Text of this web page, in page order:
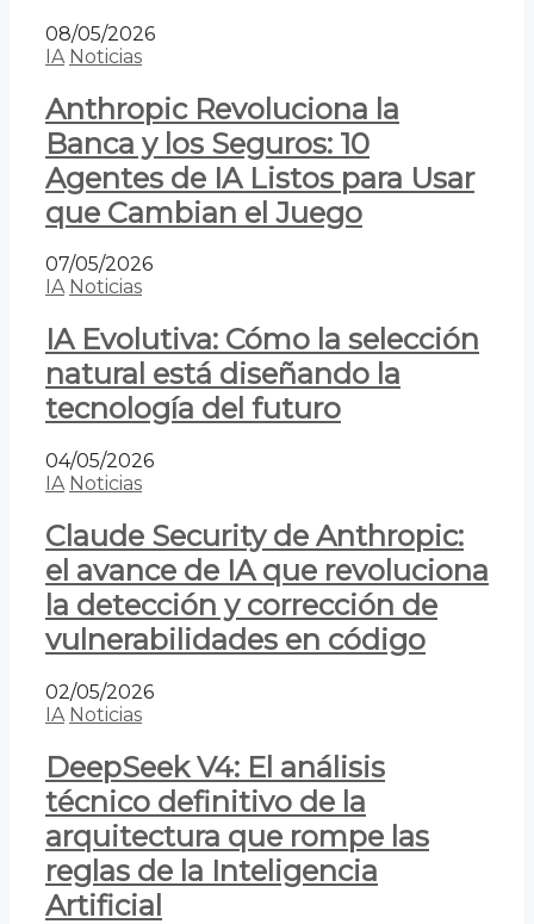
08/05/2026
IA Noticias
Anthropic Revoluciona la
Banca y los Seguros: 10
Agentes de IA Listos para Usar
que Cambian el Juego
07/05/2026
IA Noticias
IA Evolutiva: Cómo la selección
natural está diseñando la
tecnología del futuro
04/05/2026
IA Noticias
Claude Security de Anthropic:
el avance de IA que revoluciona
la detección y corrección de
vulnerabilidades en código
02/05/2026
IA Noticias
DeepSeek V4: El análisis
técnico definitivo de la
arquitectura que rompe las
reglas de la Inteligencia
Artificial